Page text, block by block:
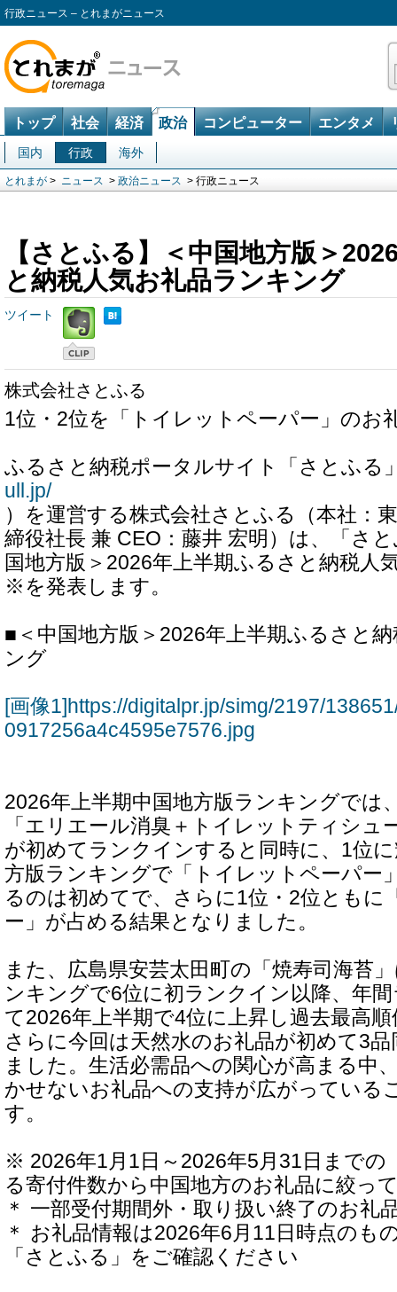
行政ニュース – とれまがニュース
トップ 社会 経済 政治 コンピューター エンタメ
国内 行政 海外
とれまが > ニュース > 政治ニュース > 行政ニュース
【さとふる】＜中国地方版＞
と納税人気お礼品ランキング
ツイート
株式会社さとふる
1位・2位を「トイレットペーパー」のお
ふるさと納税ポータルサイト「さとふる
ull.jp/
）を運営する株式会社さとふる（本社：
締役社長 兼 CEO：藤井 宏明）は、「さ
国地方版＞2026年上半期ふるさと納税人
※を発表します。
■＜中国地方版＞2026年上半期ふるさと
ング
[画像1]https://digitalpr.jp/simg/2197/
0917256a4c4595e7576.jpg
2026年上半期中国地方版ランキングでは
「エリエール消臭＋トイレットティシュ
が初めてランクインすると同時に、1位
方版ランキングで「トイレットペーパー
るのは初めてで、さらに1位・2位ともに
ー」が占める結果となりました。
また、広島県安芸太田町の「焼寿司海苔
ンキングで6位に初ランクイン以降、年
て2026年上半期で4位に上昇し過去最高
さらに今回は天然水のお礼品が初めて3
ました。生活必需品への関心が高まる中
かせないお礼品への支持が広がっている
す。
※ 2026年1月1日～2026年5月31日までの
る寄付件数から中国地方のお礼品に絞っ
＊ 一部受付期間外・取り扱い終了のお礼
＊ お礼品情報は2026年6月11日時点のも
「さとふる」をご確認ください